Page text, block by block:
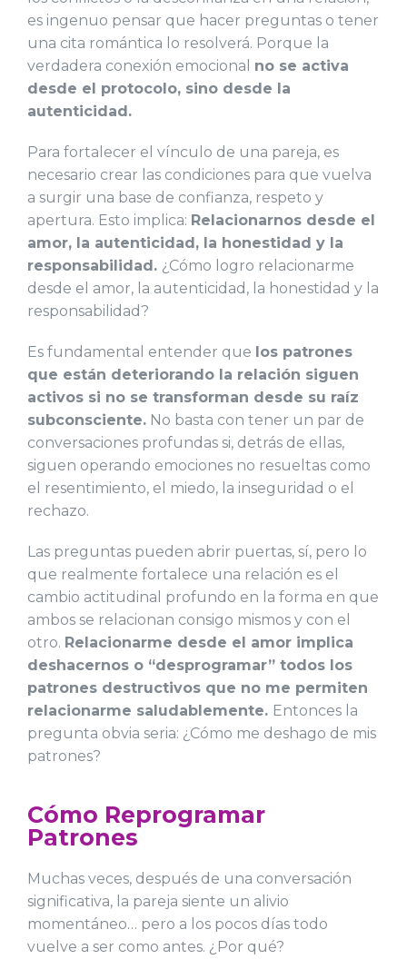
es ingenuo pensar que hacer preguntas o tener
una cita romántica lo resolverá. Porque la
verdadera conexión emocional no se activa
desde el protocolo, sino desde la
autenticidad.
Para fortalecer el vínculo de una pareja, es
necesario crear las condiciones para que vuelva
a surgir una base de confianza, respeto y
apertura. Esto implica: Relacionarnos desde el
amor, la autenticidad, la honestidad y la
responsabilidad. ¿Cómo logro relacionarme
desde el amor, la autenticidad, la honestidad y la
responsabilidad?
Es fundamental entender que los patrones
que están deteriorando la relación siguen
activos si no se transforman desde su raíz
subconsciente. No basta con tener un par de
conversaciones profundas si, detrás de ellas,
siguen operando emociones no resueltas como
el resentimiento, el miedo, la inseguridad o el
rechazo.
Las preguntas pueden abrir puertas, sí, pero lo
que realmente fortalece una relación es el
cambio actitudinal profundo en la forma en que
ambos se relacionan consigo mismos y con el
otro. Relacionarme desde el amor implica
deshacernos o “desprogramar” todos los
patrones destructivos que no me permiten
relacionarme saludablemente. Entonces la
pregunta obvia seria: ¿Cómo me deshago de mis
patrones?
Cómo Reprogramar
Patrones
Muchas veces, después de una conversación
significativa, la pareja siente un alivio
momentáneo… pero a los pocos días todo
vuelve a ser como antes. ¿Por qué?